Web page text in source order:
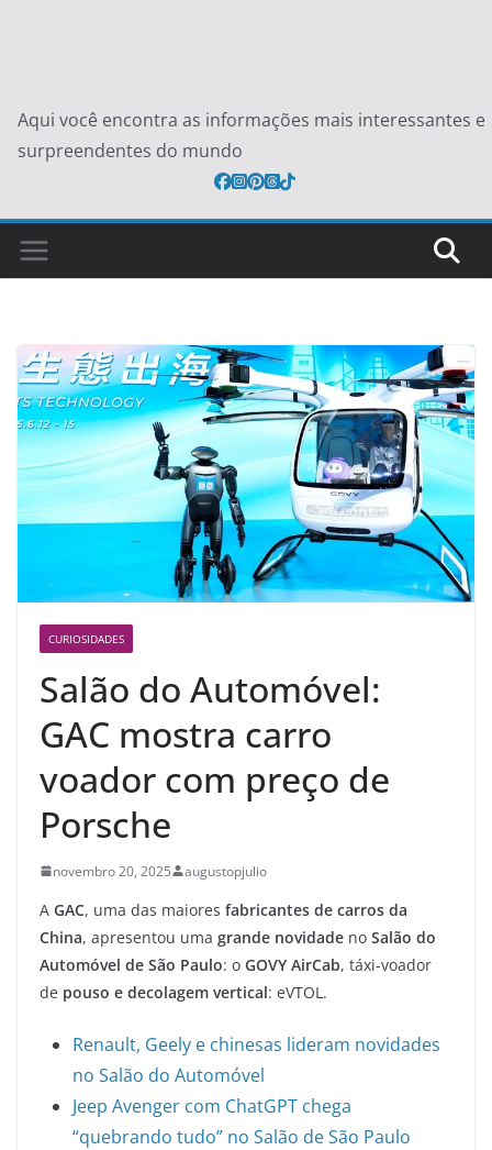
Aqui você encontra as informações mais interessantes e
surpreendentes do mundo
CURIOSIDADES
Salão do Automóvel:
GAC mostra carro
voador com preço de
Porsche
novembro 20, 2025 augustopjulio
A GAC, uma das maiores fabricantes de carros da
China, apresentou uma grande novidade no Salão do
Automóvel de São Paulo: o GOVY AirCab, táxi-voador
de pouso e decolagem vertical: eVTOL.
Renault, Geely e chinesas lideram novidades
no Salão do Automóvel
Jeep Avenger com ChatGPT chega
“quebrando tudo” no Salão de São Paulo